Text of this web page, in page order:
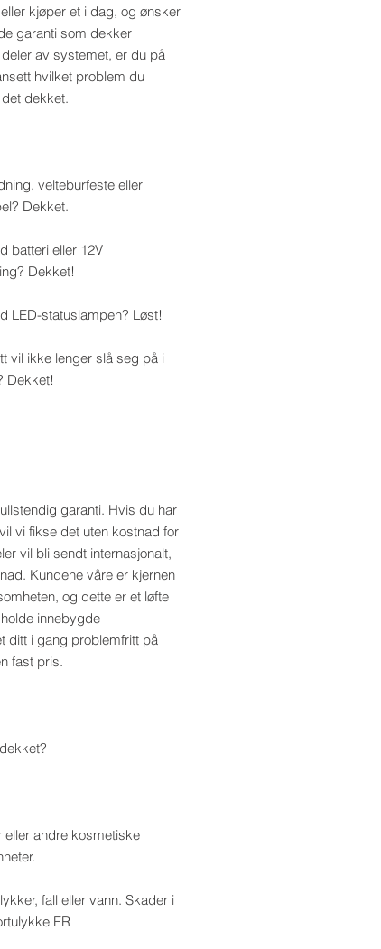
kjøper et i dag, og ønsker
garanti som dekker
av systemet, er du på
hvilket problem du
dekket.
velteburfeste eller
Dekket.
batteri eller 12V
Dekket!
LED-statuslampen? Løst!
vil ikke lenger slå seg på i
Dekket!
garanti. Hvis du har
vi fikse det uten kostnad for
vil bli sendt internasjonalt,
Kundene våre er kjernen
og dette er et løfte
innebygde
ditt i gang problemfritt på
fast pris.
eller andre kosmetiske
fall eller vann. Skader i
ER